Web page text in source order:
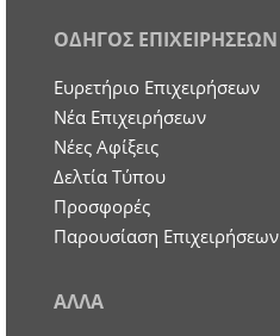
ΟΔΗΓΟΣ ΕΠΙΧΕΙΡΗΣΕΩΝ
Ευρετήριο Επιχειρήσεων
Nέα Επιχειρήσεων
Νέες Αφίξεις
Δελτία Τύπου
Προσφορές
Παρουσίαση Επιχειρήσεων
ΑΛΛΑ